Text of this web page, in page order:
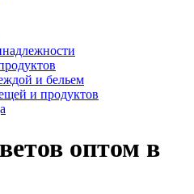
и бельем
и продуктов
оптом в